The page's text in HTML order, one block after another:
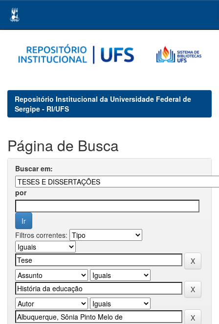
navigation
Repositório Institucional da Universidade Federal de
Sergipe - RI/UFS
Página de Busca
Buscar em:
por
Filtros correntes: